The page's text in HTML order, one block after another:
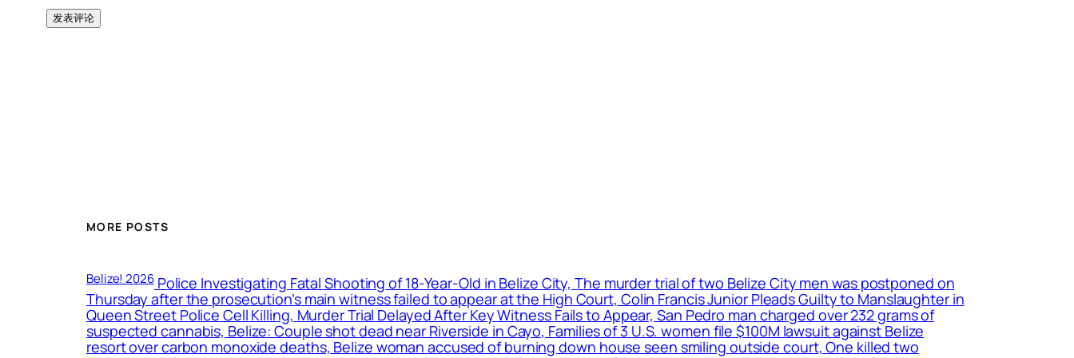
MORE POSTS
Belize! 2026Police Investigating Fatal Shooting of 18-Year-Old in Belize City, The murder trial of two Belize City men was postponed on
Thursday after the prosecution’s main witness failed to appear at the High Court, Colin Francis Junior Pleads Guilty to Manslaughter in
Queen Street Police Cell Killing, Murder Trial Delayed After Key Witness Fails to Appear, San Pedro man charged over 232 grams of
suspected cannabis, Belize: Couple shot dead near Riverside in Cayo, Families of 3 U.S. women file $100M lawsuit against Belize
resort over carbon monoxide deaths, Belize woman accused of burning down house seen smiling outside court, One killed two